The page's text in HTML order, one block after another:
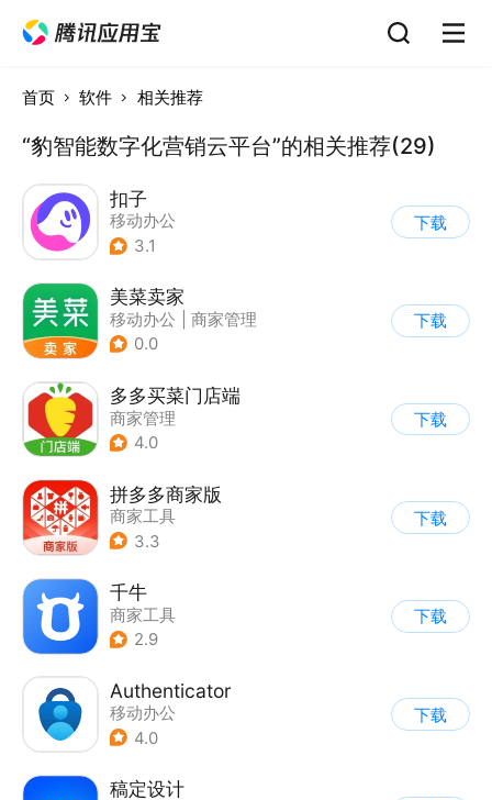
首页 软件 相关推荐
“豹智能数字化营销云平台”的相关推荐(29)
扣子
移动办公
3.1
下载
美菜卖家
移动办公
商家管理
0.0
下载
多多买菜门店端
商家管理
4.0
下载
拼多多商家版
商家工具
3.3
下载
千牛
商家工具
2.9
下载
Authenticator
移动办公
4.0
下载
稿定设计